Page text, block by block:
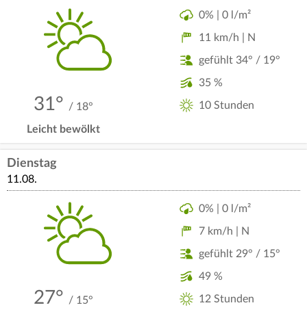
31° / 18°
Leicht bewölkt
0% | 0 l/m²
11 km/h | N
gefühlt 34° / 19°
35 %
10 Stunden
Dienstag
11.08.
27° / 15°
0% | 0 l/m²
7 km/h | N
gefühlt 29° / 15°
49 %
12 Stunden